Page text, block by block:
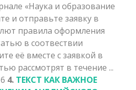
«Наука и образование
и отправьте заявку в
правила оформления
в соотвествии
её вместе с заявкой в
рассмотрят в течение ...
4. ТЕКСТ КАК ВАЖНОЕ